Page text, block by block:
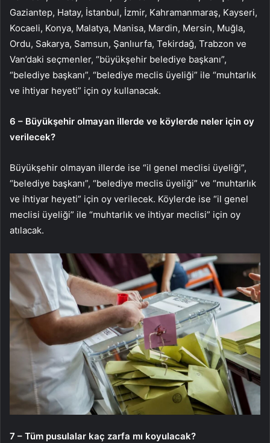
Gaziantep, Hatay, İstanbul, İzmir, Kahramanmaraş, Kayseri,
Kocaeli, Konya, Malatya, Manisa, Mardin, Mersin, Muğla,
Ordu, Sakarya, Samsun, Şanlıurfa, Tekirdağ, Trabzon ve
Van’daki seçmenler, “büyükşehir belediye başkanı”,
“belediye başkanı”, “belediye meclis üyeliği” ile “muhtarlık
ve ihtiyar heyeti” için oy kullanacak.
6 – Büyükşehir olmayan illerde ve köylerde neler için oy
verilecek?
Büyükşehir olmayan illerde ise “il genel meclisi üyeliği”,
“belediye başkanı”, “belediye meclis üyeliği” ve “muhtarlık
ve ihtiyar heyeti” için oy verilecek. Köylerde ise “il genel
meclisi üyeliği” ile “muhtarlık ve ihtiyar meclisi” için oy
atılacak.
7 – Tüm pusulalar kaç zarfa mı koyulacak?